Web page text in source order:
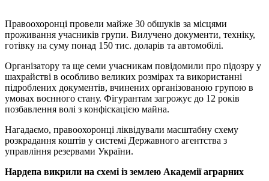
Правоохоронці провели майже 30 обшуків за місцями
проживання учасників групи. Вилучено документи, техніку,
готівку на суму понад 150 тис. доларів та автомобілі.
Організатору та ще семи учасникам повідомили про підозру у
шахрайстві в особливо великих розмірах та використанні
підроблених документів, вчинених організованою групою в
умовах воєнного стану. Фігурантам загрожує до 12 років
позбавлення волі з конфіскацією майна.
Нагадаємо, правоохоронці ліквідували масштабну схему
розкрадання коштів у системі Державного агентства з
управління резервами України.
Нардепа викрили на схемі із землею Академії аграрних